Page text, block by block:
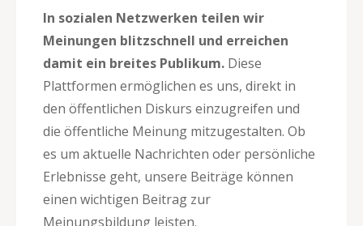
In sozialen Netzwerken teilen wir
Meinungen blitzschnell und erreichen
damit ein breites Publikum. Diese
Plattformen ermöglichen es uns, direkt in
den öffentlichen Diskurs einzugreifen und
die öffentliche Meinung mitzugestalten. Ob
es um aktuelle Nachrichten oder persönliche
Erlebnisse geht, unsere Beiträge können
einen wichtigen Beitrag zur
Meinungsbildung leisten.